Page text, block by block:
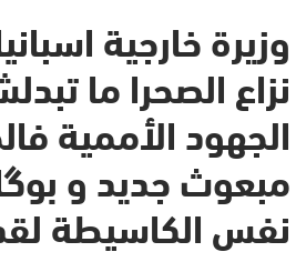
وزيرة خارجية
نزاع الصحرا ما
الجهود الأممية
مبعوث جديد و
نفس الكاسيطة